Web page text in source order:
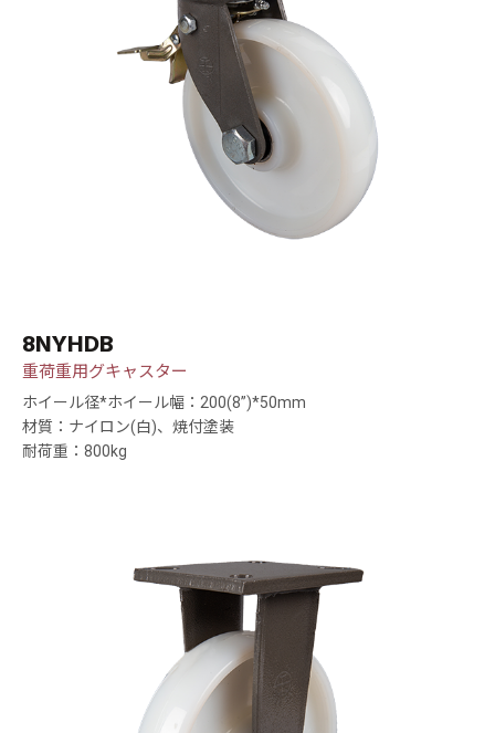
8NYHDB
重荷重用グキャスター
ホイール径*ホイール幅：200(8”)*50mm
材質：ナイロン(白)、焼付塗装
耐荷重：800kg